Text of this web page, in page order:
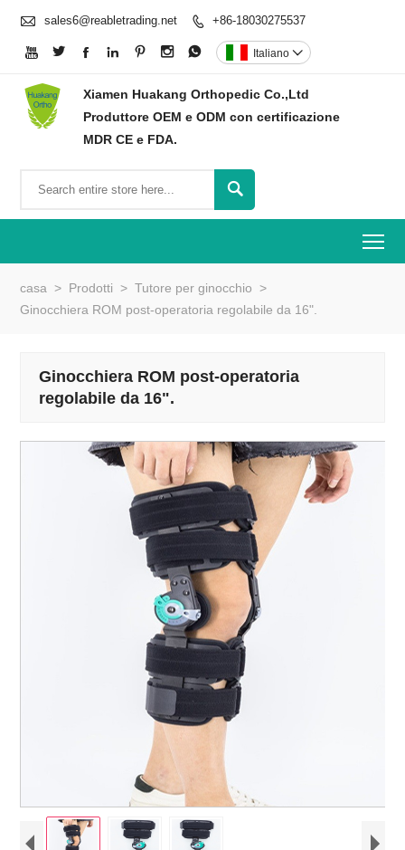
 sales6@reabletrading.net  +86-18030275537
       Italiano 
Xiamen Huakang Orthopedic Co.,Ltd
Produttore OEM e ODM con certificazione
MDR CE e FDA.

casa > Prodotti > Tutore per ginocchio >
Ginocchiera ROM post-operatoria regolabile da 16".
Ginocchiera ROM post-operatoria
regolabile da 16".